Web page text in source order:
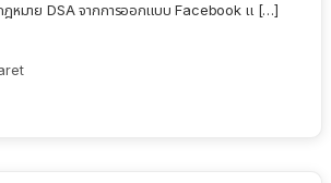
ฎหมาย DSA จากการออกแบบ Facebook แ […]